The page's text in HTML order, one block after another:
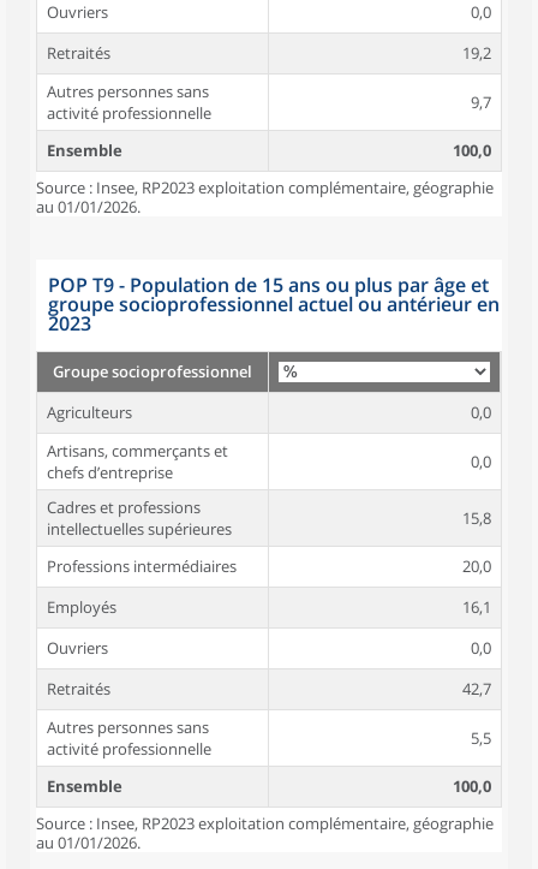
Ouvriers
0,0
Retraités
19,2
Autres personnes sans
activité professionnelle
9,7
Ensemble
100,0
Source : Insee, RP2023 exploitation complémentaire, géographie
au 01/01/2026.
POP T9 - Population de 15 ans ou plus par âge et
groupe socioprofessionnel actuel ou antérieur en
2023
Groupe socioprofessionnel
Agriculteurs
0,0
Artisans, commerçants et
chefs d’entreprise
0,0
Cadres et professions
intellectuelles supérieures
15,8
Professions intermédiaires
20,0
Employés
16,1
Ouvriers
0,0
Retraités
42,7
Autres personnes sans
activité professionnelle
5,5
Ensemble
100,0
Source : Insee, RP2023 exploitation complémentaire, géographie
au 01/01/2026.